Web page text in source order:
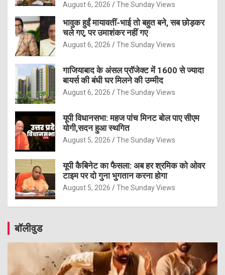
August 6, 2026 The Sunday Views
भावुक हुईं मायावतीं-भाई तो बहुत बने, सब छोड़कर
चले गए, पर उमाशंकर नहीं गए
August 6, 2026 The Sunday Views
गाजियाबाद के अंसल प्रॉजेक्ट में 1600 से ज्यादा
बायर्स की बंधी घर मिलने की उम्मीद
August 6, 2026 The Sunday Views
यूपी विधानसभा: महज पांच मिनट बोल पाए सीएम
योगी,सदन हुआ स्थगित
August 5, 2026 The Sunday Views
यूपी कैबिनेट का फैसला: अब हर श्रमिक को ओवर
टाइम पर दो गुना भुगतान करना होगा
August 5, 2026 The Sunday Views
बॉलीवुड